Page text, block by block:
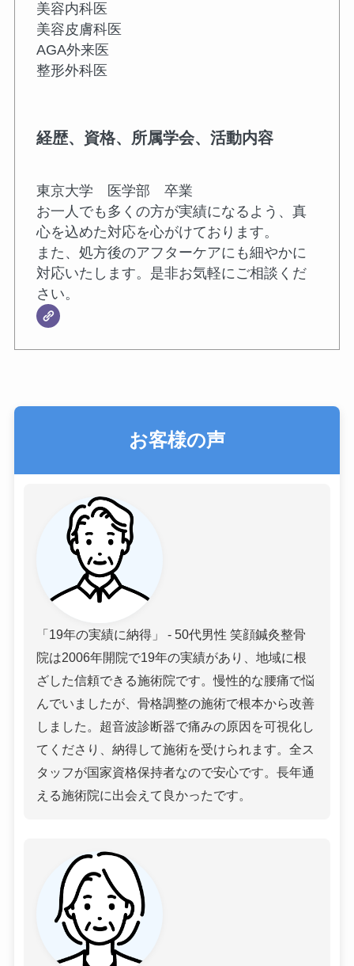
美容内科医
美容皮膚科医
AGA外来医
整形外科医
経歴、資格、所属学会、活動内容
東京大学 医学部 卒業
お一人でも多くの方が実績になるよう、真
心を込めた対応を心がけております。
また、処方後のアフターケアにも細やかに
対応いたします。是非お気軽にご相談くだ
さい。
お客様の声
「19年の実績に納得」 - 50代男性 笑顔鍼灸整骨
院は2006年開院で19年の実績があり、地域に根
ざした信頼できる施術院です。慢性的な腰痛で悩
んでいましたが、骨格調整の施術で根本から改善
しました。超音波診断器で痛みの原因を可視化し
てくださり、納得して施術を受けられます。全ス
タッフが国家資格保持者なので安心です。長年通
える施術院に出会えて良かったです。